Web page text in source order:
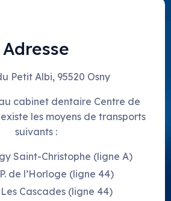
Adresse
Petit Albi, 95520 Osny
cabinet dentaire Centre de
les moyens de transports
suivants :
Saint-Christophe (ligne A)
de l’Horloge (ligne 44)
Les Cascades (ligne 44)